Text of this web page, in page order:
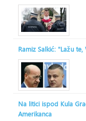
Ramiz Salkić: "Lažu
Na litici ispod Kula
Amerikanca